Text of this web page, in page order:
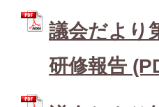
議会だより
研修報告